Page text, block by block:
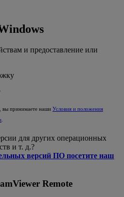
и предоставление или
вы принимаете наши Условия и положения
для других операционных
и т. д.?
версий ПО посетите наш
Remote